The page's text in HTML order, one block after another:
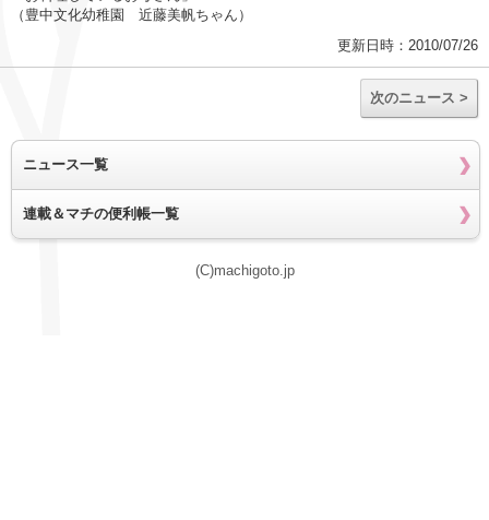
（豊中文化幼稚園 近藤美帆ちゃん）
更新日時：2010/07/26
次のニュース >
ニュース一覧
連載＆マチの便利帳一覧
(C)machigoto.jp